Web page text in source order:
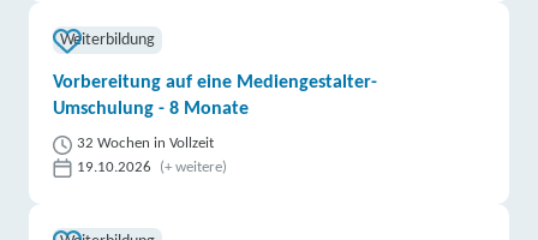
Weiterbildung
Vorbereitung auf eine Mediengestalter-
Umschulung - 8 Monate
32 Wochen in Vollzeit
19.10.2026
(+ weitere)